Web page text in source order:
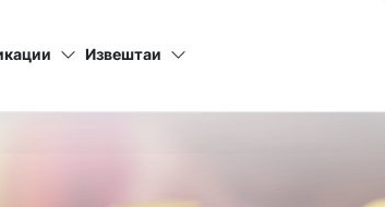
Извештаи